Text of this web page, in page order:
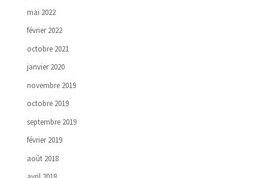
mai 2022
février 2022
octobre 2021
janvier 2020
novembre 2019
octobre 2019
septembre 2019
février 2019
août 2018